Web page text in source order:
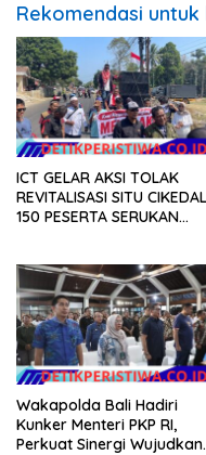
Rekomendasi untuk
ICT GELAR AKSI TOLAK
REVITALISASI SITU
150 PESERTA SERUKAN
Wakapolda Bali Hadiri
Kunker Menteri PKP RI,
Perkuat Sinergi Wujudkan